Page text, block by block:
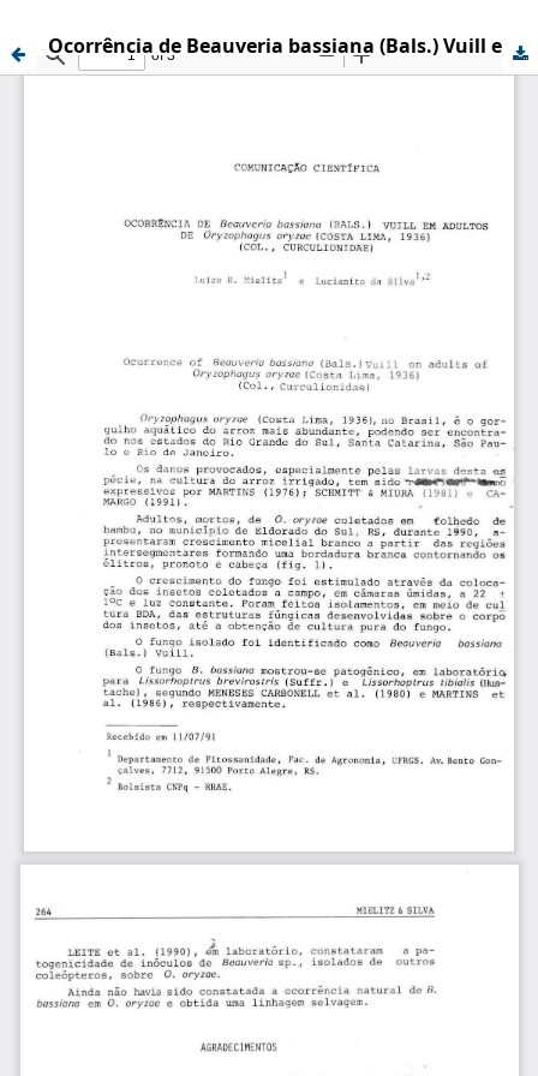
Ocorrência de Beauveria bassiana (Bals.) Vuill em adultos de Oryzophagus oryzae (Costa Lima, 1936) (Col., Curculionidae)